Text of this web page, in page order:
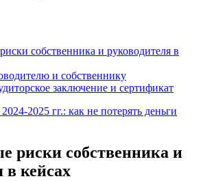
собственника и руководителя в
и собственнику
заключение и сертификат
2025 гг.: как не потерять деньги
риски собственника и
в кейсах